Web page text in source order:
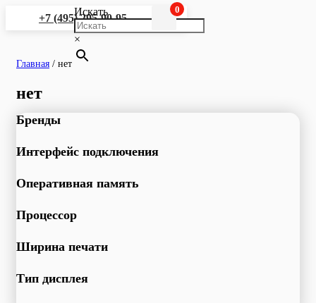
+7 (495) 295-90-95
Искать
×
0
Главная / нет
нет
Бренды
Интерфейс подключения
Оперативная память
Процессор
Ширина печати
Тип дисплея